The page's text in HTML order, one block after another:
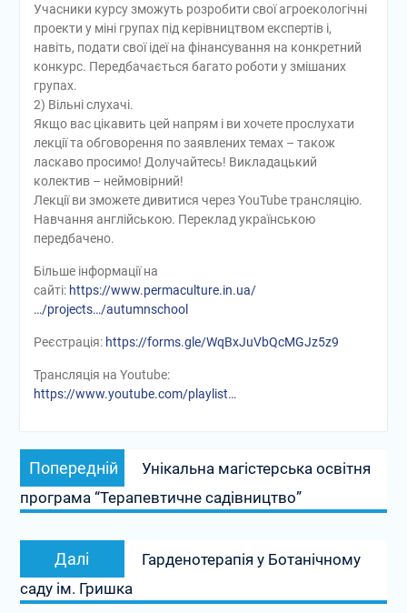
Учасники курсу зможуть розробити свої агроекологічні
проекти у міні групах під керівництвом експертів і,
навіть, подати свої ідеї на фінансування на конкретний
конкурс. Передбачається багато роботи у змішаних
групах.
2) Вільні слухачі.
Якщо вас цікавить цей напрям і ви хочете прослухати
лекції та обговорення по заявлених темах – також
ласкаво просимо! Долучайтесь! Викладацький
колектив – неймовірний!
Лекції ви зможете дивитися через YouTube трансляцію.
Навчання англійською. Переклад українською
передбачено.
Більше інформації на
сайті: https://www.permaculture.in.ua/
…/projects…/autumnschool
Реєстрація: https://forms.gle/WqBxJuVbQcMGJz5z9
Трансляція на Youtube:
https://www.youtube.com/playlist…
Навігація
записів
Попередній
Попередній
запис:
Унікальна магістерська освітня
програма “Терапевтичне садівництво”
Далі
запис:
Гарденотерапія у Ботанічному
саду ім. Гришка